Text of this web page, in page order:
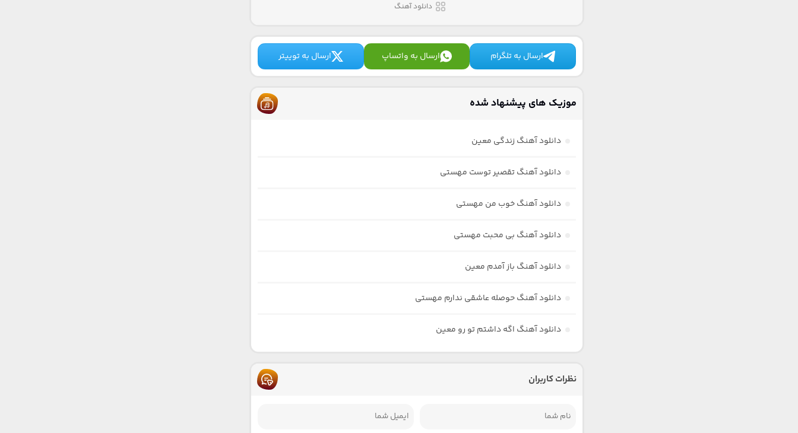
دانلود آهنگ
ارسال به تلگرام ارسال به واتساپ ارسال به توییتر
موزیک های پیشنهاد شده
دانلود آهنگ زندگی معین
دانلود آهنگ تقصیر توست مهستی
دانلود آهنگ خوب من مهستی
دانلود آهنگ بی محبت مهستی
دانلود آهنگ باز آمدم معین
دانلود آهنگ حوصله عاشقی ندارم مهستی
دانلود آهنگ اگه داشتم تو رو معین
نظرات کاربران